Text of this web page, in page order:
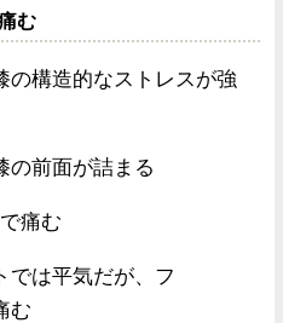
む
の構造的なストレスが強
の前面が詰まる
痛む
では平気だが、フ
む